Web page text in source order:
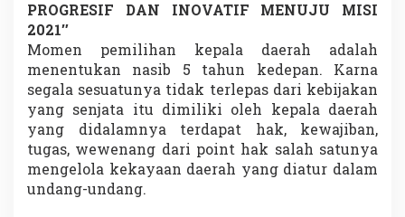
PROGRESIF DAN INOVATIF MENUJU MISI
2021″
Momen pemilihan kepala daerah adalah
menentukan nasib 5 tahun kedepan. Karna
segala sesuatunya tidak terlepas dari kebijakan
yang senjata itu dimiliki oleh kepala daerah
yang didalamnya terdapat hak, kewajiban,
tugas, wewenang dari point hak salah satunya
mengelola kekayaan daerah yang diatur dalam
undang-undang.